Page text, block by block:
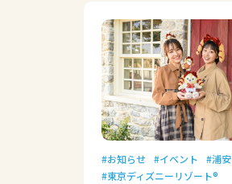
お知らせ イベント
浦安
東京ディズニーリゾート®